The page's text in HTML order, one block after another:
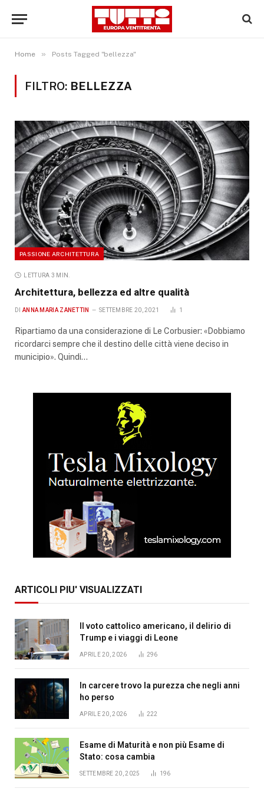
Home » Posts Tagged "bellezza"
FILTRO: BELLEZZA
PASSIONE ARCHITETTURA
LETTURA 3 MIN.
Architettura, bellezza ed altre qualità
DI ANNA MARIA ZANETTIN SETTEMBRE 20, 2021 1
Ripartiamo da una considerazione di Le Corbusier: «Dobbiamo
ricordarci sempre che il destino delle città viene deciso in
municipio». Quindi…
ARTICOLI PIU' VISUALIZZATI
Il voto cattolico americano, il delirio di
Trump e i viaggi di Leone
APRILE 20, 2026 296
In carcere trovo la purezza che negli anni
ho perso
APRILE 20, 2026 222
Esame di Maturità e non più Esame di
Stato: cosa cambia
SETTEMBRE 20, 2025 196